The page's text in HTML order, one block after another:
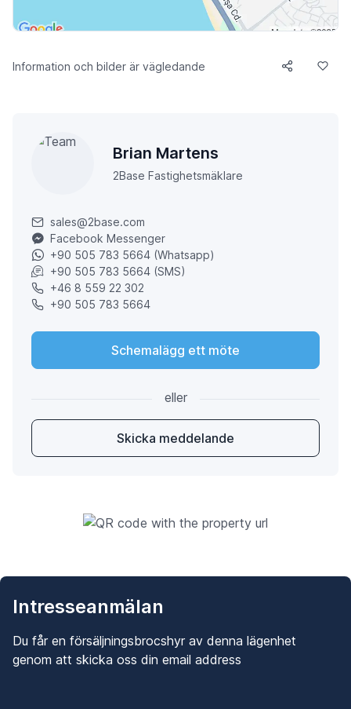
Information och bilder är vägledande
Brian Martens
2Base Fastighetsmäklare
sales@2base.com
Facebook Messenger
+90 505 783 5664 (Whatsapp)
+90 505 783 5664 (SMS)
+46 8 559 22 302
+90 505 783 5664
Schemalägg ett möte
eller
Skicka meddelande
Intresseanmälan
Du får en försäljningsbrocshyr av denna lägenhet
genom att skicka oss din email address